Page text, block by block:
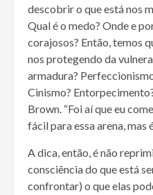
descobrir o que está nos
Qual é o medo? Onde e
corajosos? Então, temos
nos protegendo da
armadura?
Cinismo?
Brown. “Foi aí que eu
fácil para essa arena, mas
A dica, então, é não
consciência do que está
confrontar) o que elas